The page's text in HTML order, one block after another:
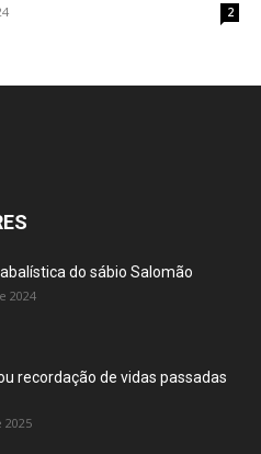
2
do sábio Salomão
2024
recordação de vidas passadas
2025